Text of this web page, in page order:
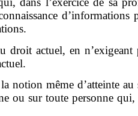
actuel, en n’exigeant
notion même d’atteinte
ou sur toute personne